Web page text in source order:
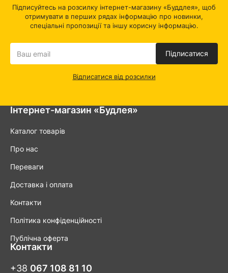
Інтернет-магазин «Будлея»
Каталог товарів
Про нас
Переваги
Доставка і оплата
Контакти
Політика конфіденційності
Публічна оферта
Контакти
+38 067 108 81 10
Підписуйтесь на розсилку інтернет-магазину «Буддлея», щоб
отримувати в перших рядах інформацію про новинки,
спеціальні пропозиції та іншу корисну інформацію.
Підписатися
Відписатися від розсилки